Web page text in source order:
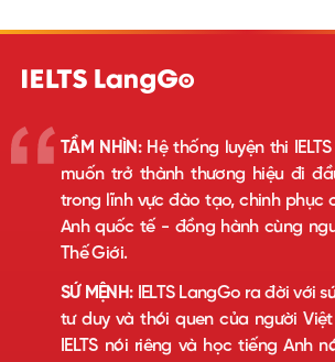
TẦM NHÌN:Hệ thống luyện thi
muốn trở thành thương hiệu đi
trong lĩnh vực đào tạo, chinh phục
Anh quốc tế - đồng hành cùng
Thế Giới.
SỨ MỆNH:IELTS LangGo ra đời với
tư duy và thói quen của người
IELTS nói riêng và học tiếng Anh